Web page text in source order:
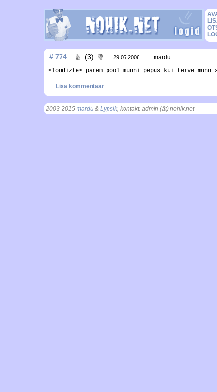
# 774 (3) 29.05.2006
mardu
<londizte> parem pool munni pepus kui terve munn
Lisa kommentaar
2003-2015 mardu & Lypsik, kontakt: admin (ät) nohik.net, t =